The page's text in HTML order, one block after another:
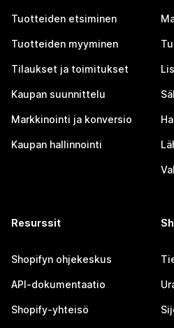
Tuotteiden etsiminen
Tuotteiden myyminen
Tilaukset ja toimitukset
Kaupan suunnittelu
Markkinointi ja konversio
Kaupan hallinnointi
Resurssit
Shopifyn ohjekeskus
API-dokumentaatio
Shopify-yhteisö